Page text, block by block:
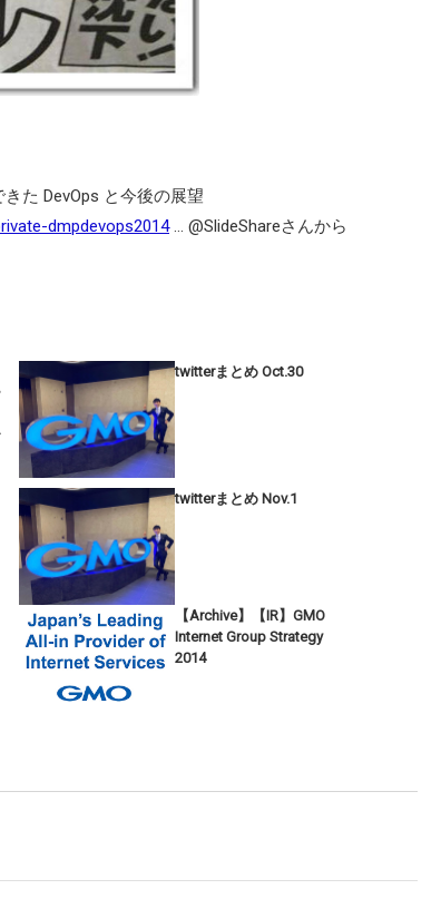
た DevOps と今後の展望
dmpdevops2014… @SlideShareさんから
twitterまとめ Oct.30
twitterまとめ Nov.1
【Archive】【IR】GMO
Internet Group Strategy
2014